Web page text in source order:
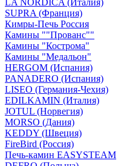
LA NORDICA (Италия)
SUPRA (Франция)
Кимры-Печь Россия
Камины ""Прованс""
Камины "Кострома"
Камины "Медальон"
HERGOM (Испания)
PANADERO (Испания)
LISEO (Германия-Чехия)
EDILKAMIN (Италия)
JOTUL (Норвегия)
MORSO (Дания)
KEDDY (Швеция)
FireBird (Россия)
Печь-камин EASYSTEAM